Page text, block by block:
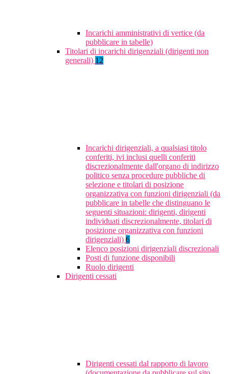
Incarichi amministrativi di vertice (da
pubblicare in tabelle)
Titolari di incarichi dirigenziali (dirigenti non
generali) 12
Incarichi dirigenziali, a qualsiasi titolo
conferiti, ivi inclusi quelli conferiti
discrezionalmente dall'organo di indirizzo
politico senza procedure pubbliche di
selezione e titolari di posizione
organizzativa con funzioni dirigenziali (da
pubblicare in tabelle che distinguano le
seguenti situazioni: dirigenti, dirigenti
individuati discrezionalmente, titolari di
posizione organizzativa con funzioni
dirigenziali) 6
Elenco posizioni dirigenziali discrezionali
Posti di funzione disponibili
Ruolo dirigenti
Dirigenti cessati
Dirigenti cessati dal rapporto di lavoro